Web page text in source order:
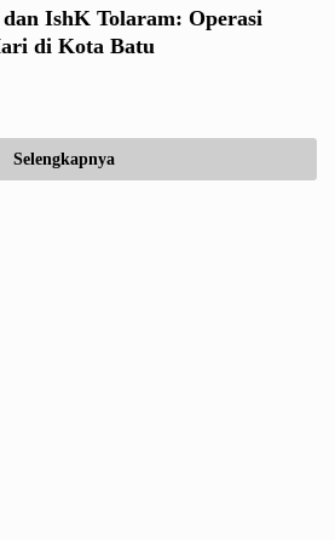
IshK Tolaram: Operasi
di Kota Batu
Selengkapnya